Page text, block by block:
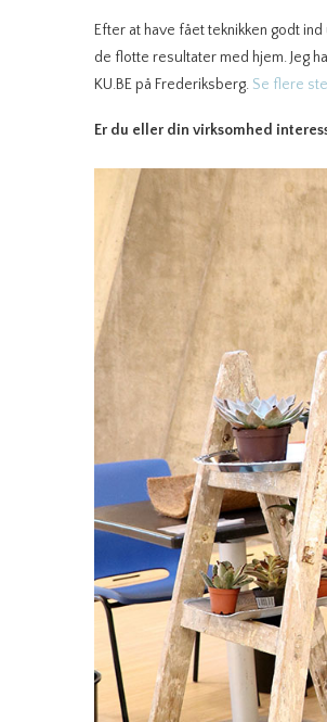
Efter at have fået teknikken godt
de flotte resultater med hjem. Jeg
KU.BE på Frederiksberg. Se flere
Er du eller din virksomhed